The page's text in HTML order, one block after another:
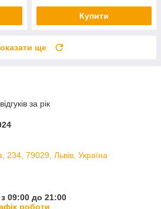
Купити
ще
за рік
234, 79029, Львів, Україна
09:00 до 21:00
роботи